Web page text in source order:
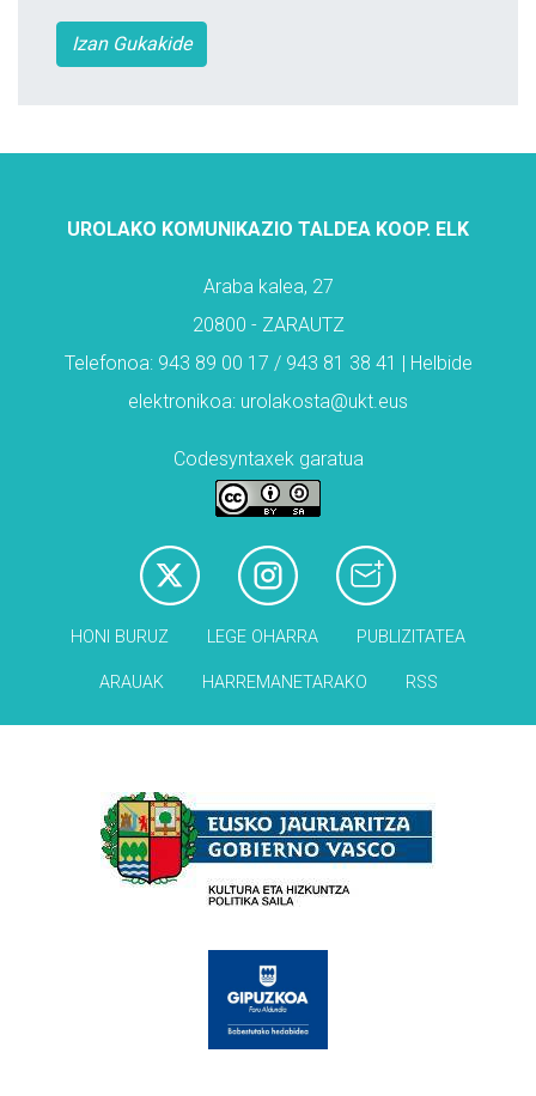
Izan Gukakide
UROLAKO KOMUNIKAZIO TALDEA KOOP. ELK
Araba kalea, 27
20800 - ZARAUTZ
Telefonoa: 943 89 00 17 / 943 81 38 41 | Helbide
elektronikoa: urolakosta@ukt.eus
Codesyntaxek garatua
HONI BURUZ LEGE OHARRA PUBLIZITATEA
ARAUAK HARREMANETARAKO RSS